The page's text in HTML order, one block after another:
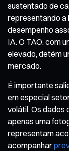
sustentado de
representando a
desempenho
IA. O TAO, com
elevado, detém
mercado.
É importante
em especial
volátil. Os dados
apenas uma
representam
acompanhar